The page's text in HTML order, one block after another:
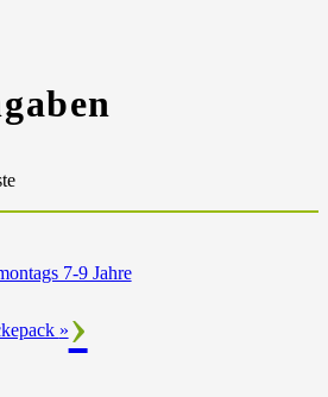
7-9 Jahre
»